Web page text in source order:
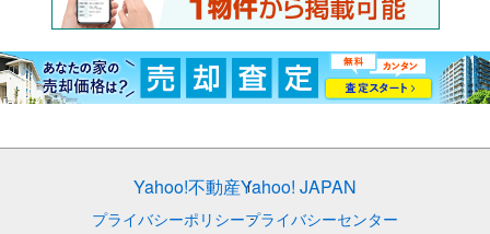
Yahoo!不動産Yahoo! JAPAN
プライバシーポリシープライバシーセンター